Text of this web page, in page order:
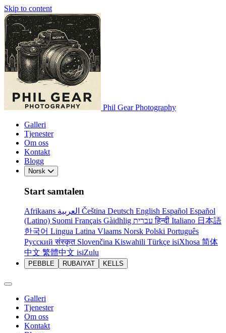
Skip to content
Phil Gear Photography
Galleri
Tjenester
Om oss
Kontakt
Blogg
Norsk
Start samtalen
Afrikaans Čeština Deutsch English Español Español
(Latino) Suomi Français Gàidhlig עבריתहिन्दी Italiano 日本語
한국어 Lingua Latina Vlaams Norsk Polski Português
Русскийसंस्कृत Slovenčina Kiswahili Türkçe isiXhosa 简体
中文 繁體中文 isiZulu
PEBBLE RUBAIYAT KELLS
Galleri
Tjenester
Om oss
Kontakt